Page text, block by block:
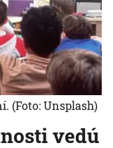
vedú
(Foto: Unsplash)